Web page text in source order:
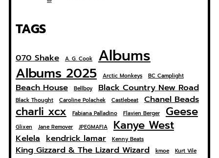
TAGS
070 Shake A. G. Cook Albums
Albums 2025 Arctic Monkeys BC Camplight
Beach House Bellboy Black Country New Road
Black Thought Caroline Polachek Castlebeat Chanel Beads
charli xcx Fabiana Palladino Flavien Berger Geese
Glixen Jane Remover JPEGMAFIA Kanye West
Kelela kendrick lamar Kenny Beats
King Gizzard & The Lizard Wizard kmoe
Kurt Vile